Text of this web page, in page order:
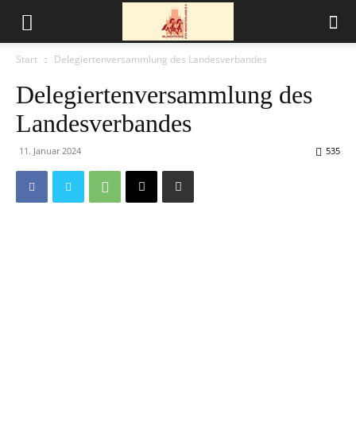
Start Delegiertenversammlung des Landesverbandes
Delegiertenversammlung des
Landesverbandes
11. Januar 2024 535